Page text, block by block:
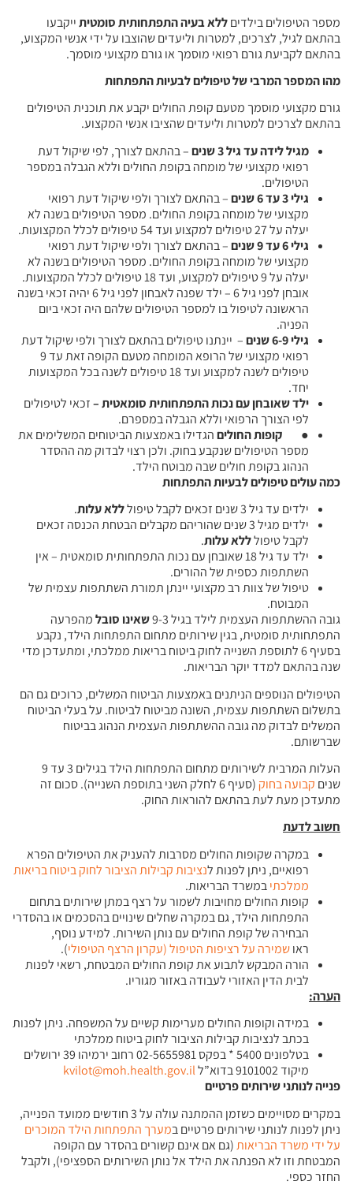
מספר הטיפולים בילדיםללא בעיה התפתחותית סומטיתייקבעו
בהתאם לגיל, לצרכים, למטרות וליעדים שהוצבו על ידי אנשי המקצוע,
בהתאם לקביעת גורם רפואי מוסמך או גורם מקצועי מוסמך.
מהו המספר המרבי של טיפולים לבעיות התפתחות
גורם מקצועי מוסמך מטעם קופת החולים יקבע את תוכנית הטיפולים
בהתאם לצרכים למטרות וליעדים שהציבו אנשי המקצוע.
מגיל לידה עד גיל 3 שנים
– בהתאם לצורך, לפי שיקול דעת
רפואי מקצועי של מומחה בקופת החולים וללא הגבלה במספר
הטיפולים.
גילי 3 עד 6 שנים
– בהתאם לצורך ולפי שיקול דעת רפואי
מקצועי של מומחה בקופת החולים. מספר הטיפולים בשנה לא
יעלה על 27 טיפולים למקצוע ועד 54 טיפולים לכלל המקצועות.
גילי 6 עד 9 שנים
– בהתאם לצורך ולפי שיקול דעת רפואי
מקצועי של מומחה בקופת החולים. מספר הטיפולים בשנה לא
יעלה על 9 טיפולים למקצוע, ועד 18 טיפולים לכלל המקצועות.
אובחן לפני גיל 6 – ילד שפנה לאבחון לפני גיל 6 יהיה זכאי בשנה
הראשונה לטיפול בו למספר הטיפולים שלהם היה זכאי ביום
הפניה.
גילי 6-9 שנים
– יינתנו טיפולים בהתאם לצורך ולפי שיקול דעת
רפואי מקצועי של הרופא המומחה מטעם הקופה זאת עד 9
טיפולים לשנה למקצוע ועד 18 טיפולים לשנה בכל המקצועות
יחד.
ילד שאובחן עם נכות התפתחותית סומאטית –זכאי לטיפולים
לפי הצורך הרפואי וללא הגבלה במספרם.
●
קופות החוליםהגדילו באמצעות הביטוחים המשלימים את
מספר הטיפולים שנקבע בחוק. ולכן רצוי לבדוק מה ההסדר
הנהוג בקופת חולים שבה מבוטח הילד.
כמה עולים טיפולים לבעיות התפתחות
ילדים עד גיל 3 שנים זכאים לקבל טיפול
ללא עלות.
ילדים מגיל 3 שנים שהוריהם מקבלים הבטחת הכנסה זכאים
לקבל טיפולללא עלות.
ילד עד גיל 18 שאובחן עם נכות התפתחותית סומאטית – אין
השתתפות כספית של ההורים.
טיפול של צוות רב מקצועי יינתן תמורת השתתפות עצמית של
המבוטח.
גובה ההשתתפות העצמית לילד בגיל 9-3
שאינו סובלמהפרעה
התפתחותית סומטית, בגין שירותים מתחום התפתחות הילד, נקבע
בסעיף 6 לתוספת השנייה לחוק ביטוח בריאות ממלכתי, ומתעדכן מדי
שנה בהתאם למדד יוקר הבריאות.
הטיפולים הנוספים הניתנים באמצעות הביטוח המשלים, כרוכים גם הם
בתשלום השתתפות עצמית, השונה מביטוח לביטוח. על בעלי הביטוח
המשלים לבדוק מה גובה ההשתתפות העצמית הנהוג בביטוח
שברשותם.
העלות המרבית לשירותים מתחום התפתחות הילד בגילים 3 עד 9
שנים קבועה בחוק
(סעיף 6 לחלק השני בתוספת השנייה). סכום זה
מתעדכן מעת לעת בהתאם להוראות החוק.
חשוב לדעת
במקרה שקופות החולים מסרבות להעניק את הטיפולים הפרא
רפואיים, ניתן לפנות לנציבות קבילות הציבור לחוק ביטוח בריאות
ממלכתיבמשרד הבריאות.
קופות החולים מחויבות לשמור על רצף במתן שירותים בתחום
התפתחות הילד, גם במקרה שחלים שינויים בהסכמים או בהסדרי
הבחירה של קופת החולים עם נותן השירות. למידע נוסף,
ראושמירה על רציפות הטיפול (עקרון הרצף הטיפולי).
הורה המבקש לתבוע את קופת החולים המבטחת, רשאי לפנות
לבית הדין האזורי לעבודה באזור מגוריו.
הערה:
במידה וקופות החולים מערימות קשיים על המשפחה. ניתן לפנות
בכתב לנציבות קבילות הציבור לחוק ביטוח ממלכתי
בטלפונים 5400 * בפקס 02-5655981 רחוב ירמיהו 39 ירושלים
מיקוד 9101002 בדוא”ל
kvilot@moh.health.gov.il
פנייה לנותני שירותים פרטיים
במקרים מסויימים כשזמן ההמתנה עולה על 3 חודשים ממועד הפנייה,
ניתן לפנות לנותני שירותים פרטיים במערך התפתחות הילד המוכרים
על ידי משרד הבריאות(גם אם אינם קשורים בהסדר עם הקופה
המבטחת וזו לא הפנתה את הילד אל נותן השירותים הספציפי), ולקבל
החזר כספי.